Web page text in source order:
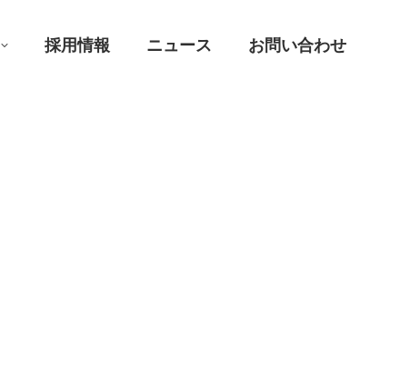
採用情報 ニュース お問い合わせ
採用情報 ニュース お問い合わせ